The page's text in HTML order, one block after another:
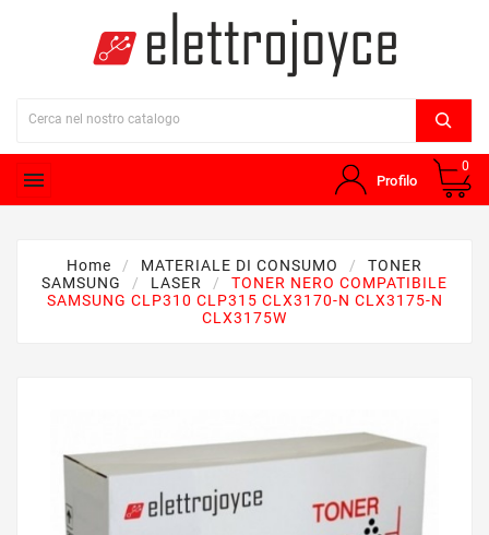
 Profilo
0
Home MATERIALE DI CONSUMO
TONER
SAMSUNG
LASER
TONER NERO COMPATIBILE
SAMSUNG CLP310 CLP315 CLX3170-N CLX3175-N
CLX3175W